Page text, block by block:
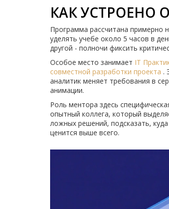
КАК УСТРОЕНО
Программа рассчитана примерно
уделять учебе около 5 часов в
другой - полночи фиксить
Особое место занимает IT
совместной разработки проекта .
аналитик меняет требования в
анимации.
Роль ментора здесь
опытный коллега, который
ложных решений, подсказать,
ценится выше всего.